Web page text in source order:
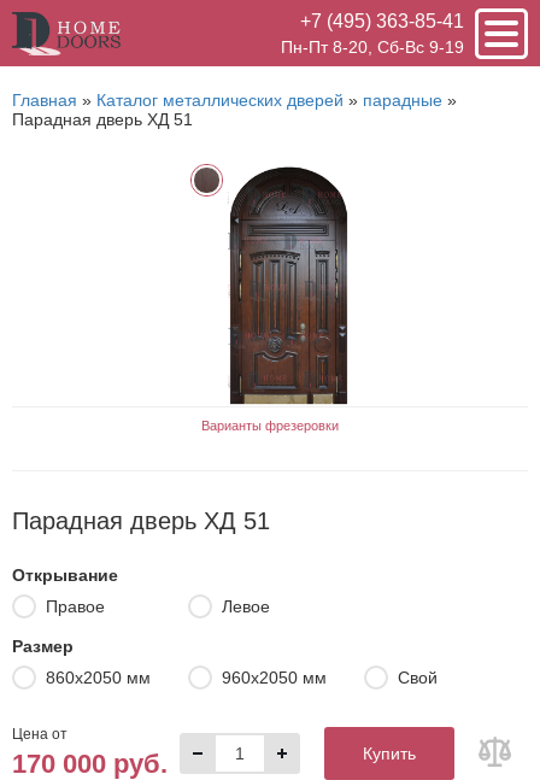
+7 (495) 363-85-41
Пн-Пт 8-20, Сб-Вс 9-19
Главная » Каталог металлических дверей » парадные »
Парадная дверь ХД 51
Варианты фрезеровки
Парадная дверь ХД 51
Открывание
Правое
Левое
Размер
860х2050 мм
960х2050 мм Свой
Цена от
170 000 руб. Купить